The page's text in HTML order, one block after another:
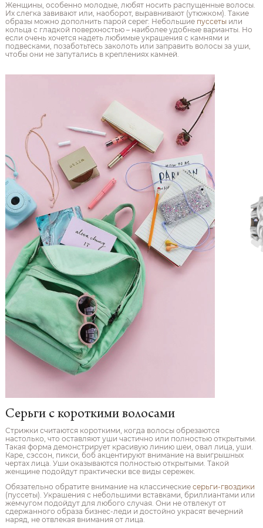
Женщины, особенно молодые, любят носить распущенные волосы.
Их слегка завивают или, наоборот, выравнивают (утюжком). Такие
образы можно дополнить парой серег. Небольшие пуссеты или
кольца с гладкой поверхностью – наиболее удобные варианты. Но
если очень хочется надеть любимые украшения с камнями и
подвесками, позаботьтесь заколоть или заправить волосы за уши,
чтобы они не запутались в креплениях камней.
Серьги с короткими волосами
Стрижки считаются короткими, когда волосы обрезаются
настолько, что оставляют уши частично или полностью открытыми.
Такая форма демонстрирует красивую линию шеи, овал лица, уши.
Каре, сэссон, пикси, боб акцентируют внимание на выигрышных
чертах лица. Уши оказываются полностью открытыми. Такой
женщине подойдут практически все виды сережек.
Обязательно обратите внимание на классические серьги-гвоздики
(пуссеты). Украшения с небольшими вставками, бриллиантами или
жемчугом подойдут для любого случая. Они не отвлекут от
сдержанного образа бизнес-леди и достойно украсят вечерний
наряд, не отвлекая внимания от лица.